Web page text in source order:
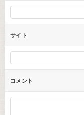
サイト
コメント